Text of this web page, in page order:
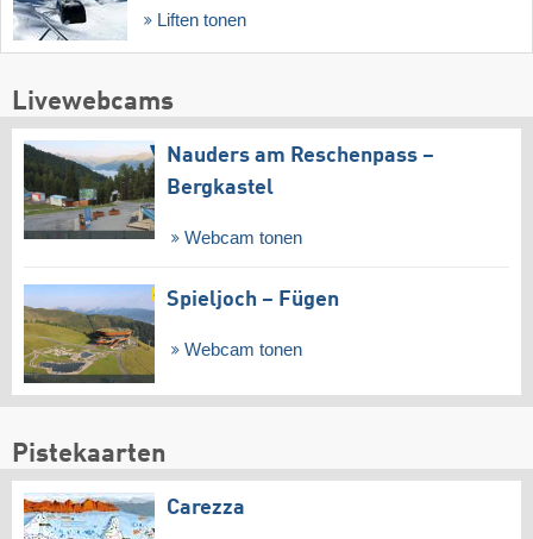
Liften tonen
Livewebcams
Nauders am Reschenpass –
Bergkastel
Webcam tonen
Spieljoch – Fügen
Webcam tonen
Pistekaarten
Carezza